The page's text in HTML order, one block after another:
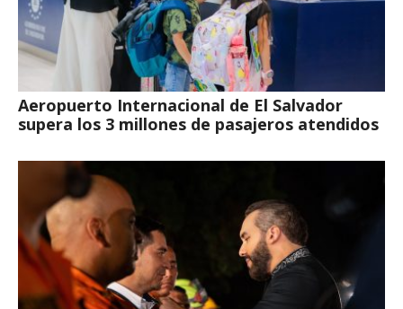
Aeropuerto Internacional de El Salvador
supera los 3 millones de pasajeros atendidos